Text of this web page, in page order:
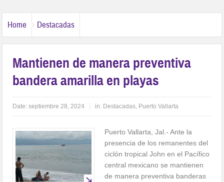
Home Destacadas
Mantienen de manera preventiva
bandera amarilla en playas
Date:septiembre 28, 2024 in: Destacadas, Puerto Vallarta
Puerto Vallarta, Jal.- Ante la
presencia de los remanentes del
ciclón tropical John en el Pacífico
central mexicano se mantienen
de manera preventiva banderas